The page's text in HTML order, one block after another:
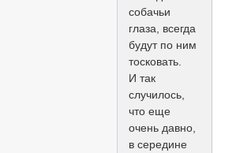
собачьи
глаза, всегда
будут по ним
тосковать.
И так
случилось,
что еще
очень давно,
в середине